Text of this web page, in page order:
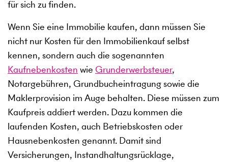
für sich zu finden.
Wenn Sie eine Immobilie kaufen, dann müssen Sie
nicht nur Kosten für den Immobilienkauf selbst
kennen, sondern auch die sogenannten
Kaufnebenkosten wie Grunderwerbsteuer,
Notargebühren, Grundbucheintragung sowie die
Maklerprovision im Auge behalten. Diese müssen zum
Kaufpreis addiert werden. Dazu kommen die
laufenden Kosten, auch Betriebskosten oder
Hausnebenkosten genannt. Damit sind
Versicherungen, Instandhaltungsrücklage,